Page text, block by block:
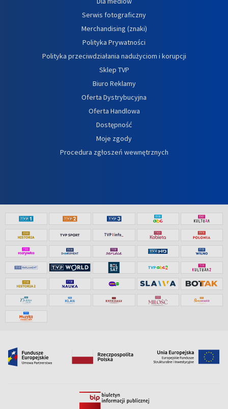
Serwis fotograficzny
Merchandising (znaki)
Polityka Prywatności
Polityka przeciwdziałania nadużyciom i korupcji
Sklep TVP
Biuro Reklamy
Oferta Dystrybucyjna
Oferta Handlowa
Dostępność
Moje zgody
Procedura zgłoszeń wewnętrznych